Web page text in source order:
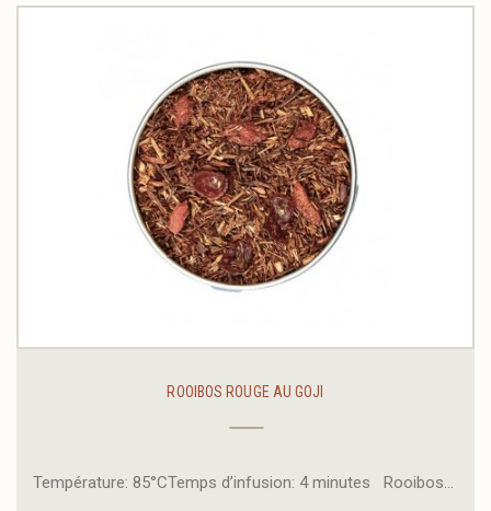
ROOIBOS ROUGE AU GOJI
Température: 85°CTemps d’infusion: 4 minutes Rooibos...